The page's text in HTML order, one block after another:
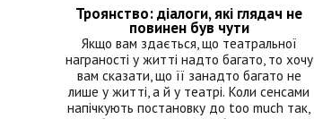
Троянство: діалоги, які глядач не
повинен був чути
Якщо вам здається, що театральної
награності у житті надто багато, то хочу
вам сказати, що її занадто багато не
лише у житті, а й у театрі. Коли сенсами
напічкують постановку до too much так,